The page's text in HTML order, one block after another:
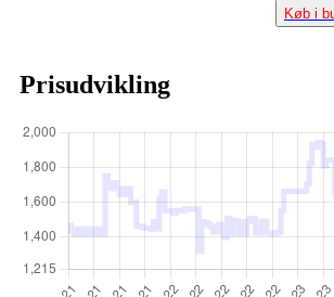
Køb i
Prisudvikling